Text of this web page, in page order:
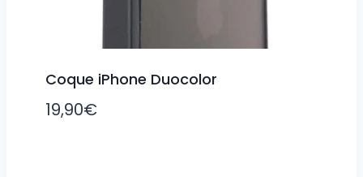
Coque iPhone Duocolor
19,90€